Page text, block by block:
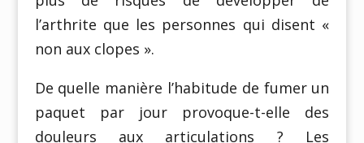
l’arthrite que les personnes qui disent «
non aux clopes ».
De quelle manière l’habitude de fumer un
paquet par jour provoque-t-elle des
douleurs aux articulations ? Les